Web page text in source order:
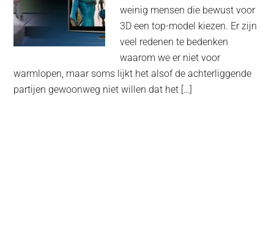
weinig mensen die bewust voor
3D een top-model kiezen. Er zijn
veel redenen te bedenken
waarom we er niet voor
warmlopen, maar soms lijkt het alsof de achterliggende
partijen gewoonweg niet willen dat het […]